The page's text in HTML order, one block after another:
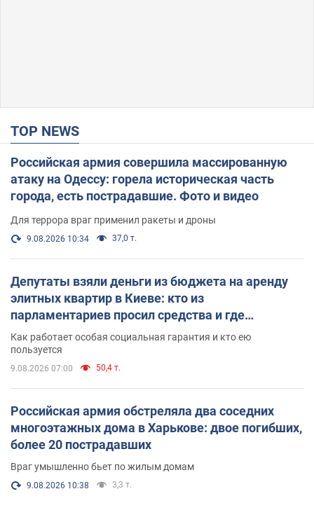
TOP NEWS
Российская армия совершила массированную
атаку на Одессу: горела историческая часть
города, есть пострадавшие. Фото и видео
Для террора враг применил ракеты и дроны
9.08.2026 10:34 37,0 т.
Депутаты взяли деньги из бюджета на аренду
элитных квартир в Киеве: кто из
парламентариев просил средства и где
поселился
Как работает особая социальная гарантия и кто ею
пользуется
9.08.2026 07:00 50,4 т.
Российская армия обстреляла два соседних
многоэтажных дома в Харькове: двое погибших,
более 20 пострадавших
Враг умышленно бьет по жилым домам
9.08.2026 10:38 3,3 т.